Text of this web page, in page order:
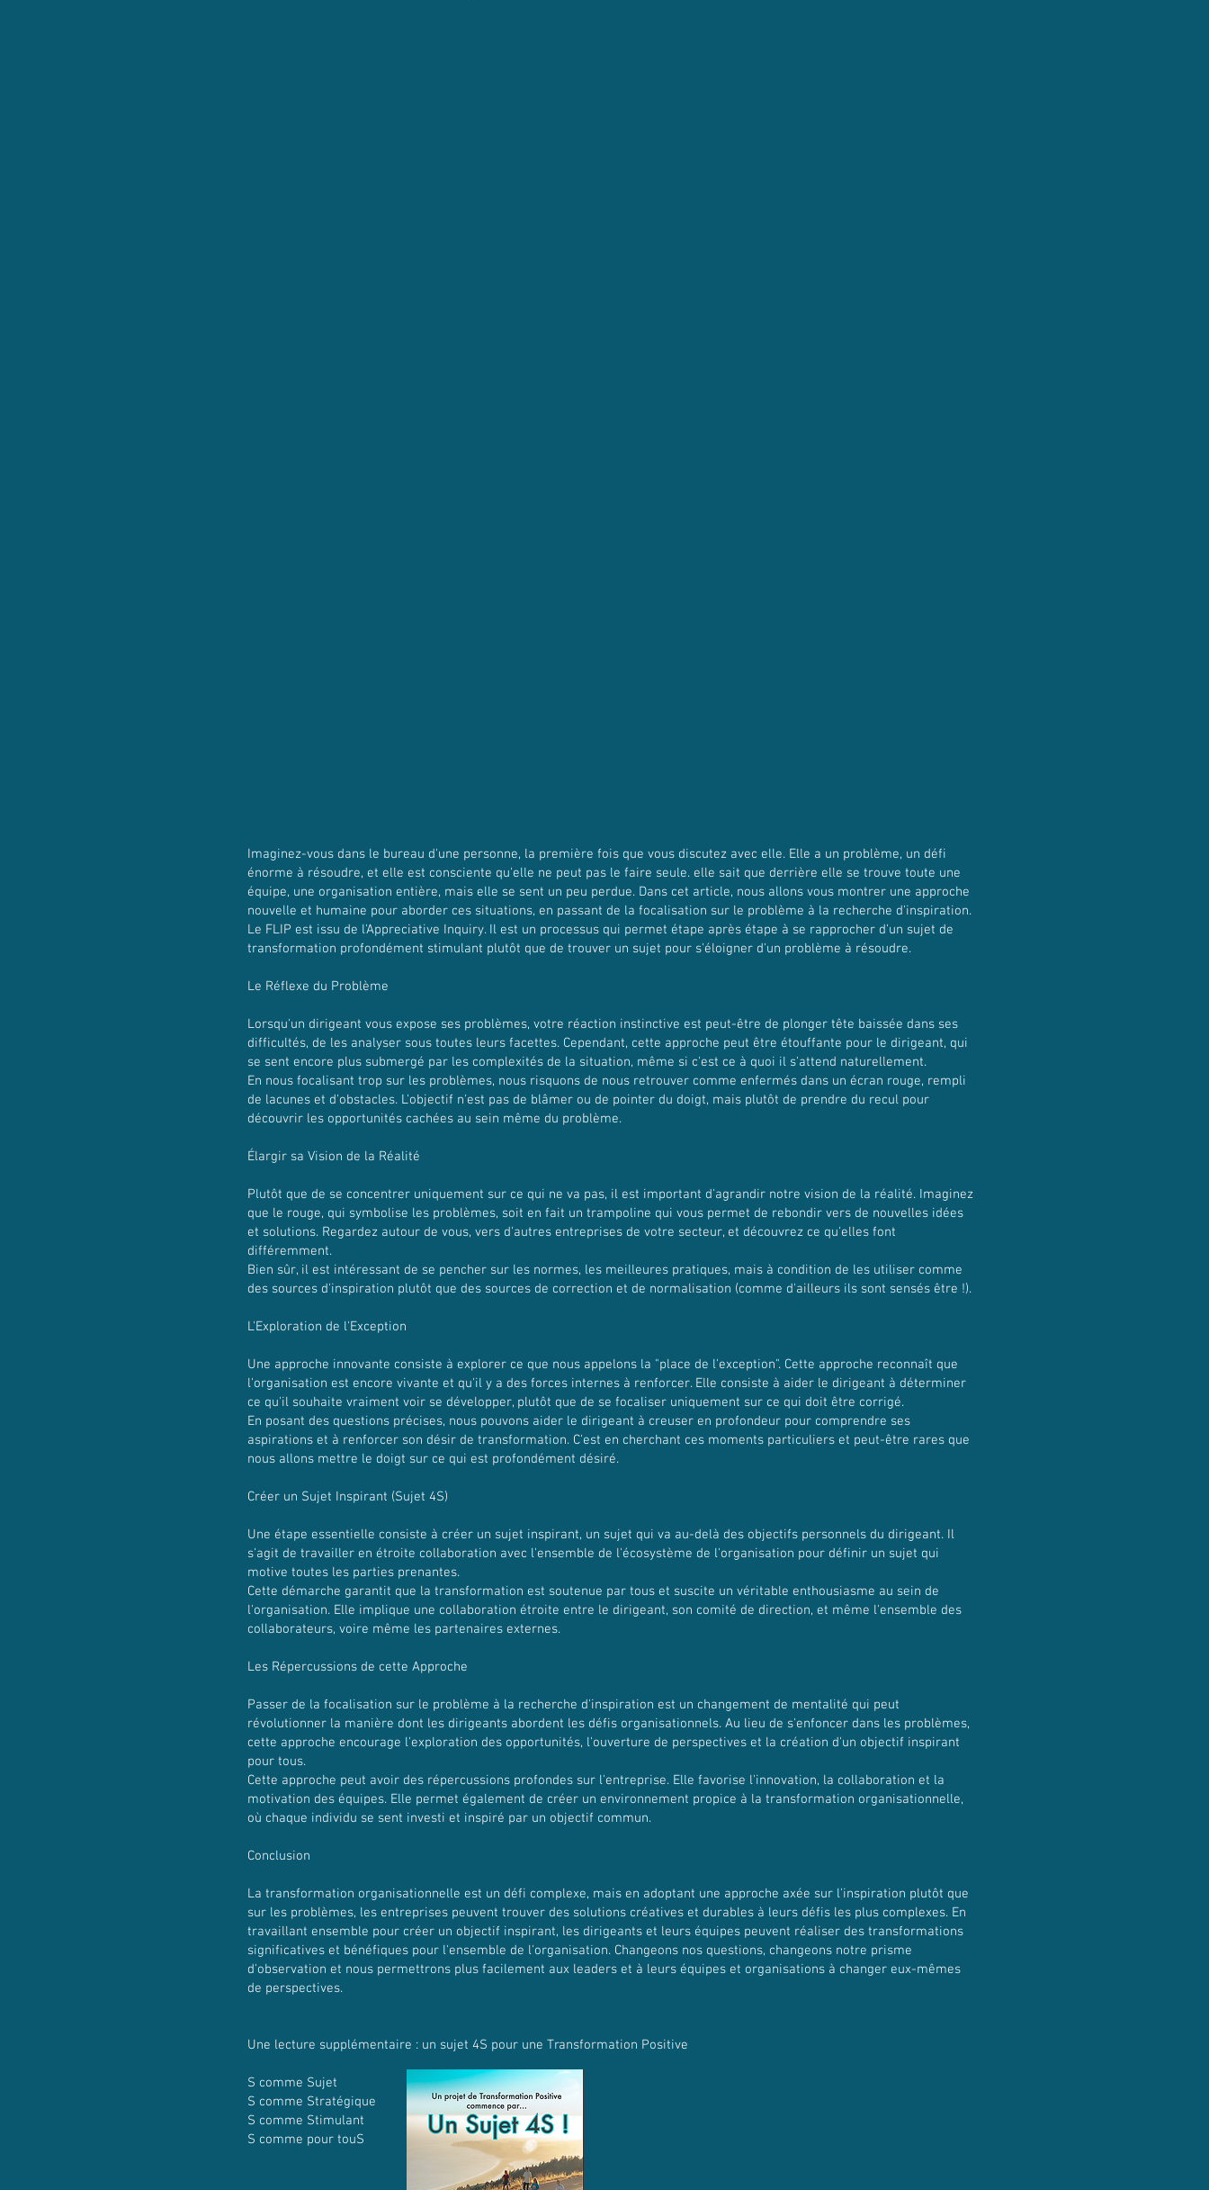
Imaginez-vous dans le bureau d'une personne, la première fois que vous discutez avec elle. Elle a un problème, un défi
énorme à résoudre, et elle est consciente qu'elle ne peut pas le faire seule. elle sait que derrière elle se trouve toute une
équipe, une organisation entière, mais elle se sent un peu perdue. Dans cet article, nous allons vous montrer une approche
nouvelle et humaine pour aborder ces situations, en passant de la focalisation sur le problème à la recherche d'inspiration.
Le FLIP est issu de l'Appreciative Inquiry. Il est un processus qui permet étape après étape à se rapprocher d'un sujet de
transformation profondément stimulant plutôt que de trouver un sujet pour s'éloigner d'un problème à résoudre.
Le Réflexe du Problème
Lorsqu'un dirigeant vous expose ses problèmes, votre réaction instinctive est peut-être de plonger tête baissée dans ses
difficultés, de les analyser sous toutes leurs facettes. Cependant, cette approche peut être étouffante pour le dirigeant, qui
se sent encore plus submergé par les complexités de la situation, même si c'est ce à quoi il s'attend naturellement.
En nous focalisant trop sur les problèmes, nous risquons de nous retrouver comme enfermés dans un écran rouge, rempli
de lacunes et d'obstacles. L'objectif n'est pas de blâmer ou de pointer du doigt, mais plutôt de prendre du recul pour
découvrir les opportunités cachées au sein même du problème.
Élargir sa Vision de la Réalité
Plutôt que de se concentrer uniquement sur ce qui ne va pas, il est important d'agrandir notre vision de la réalité. Imaginez
que le rouge, qui symbolise les problèmes, soit en fait un trampoline qui vous permet de rebondir vers de nouvelles idées
et solutions. Regardez autour de vous, vers d'autres entreprises de votre secteur, et découvrez ce qu'elles font
différemment.
Bien sûr, il est intéressant de se pencher sur les normes, les meilleures pratiques, mais à condition de les utiliser comme
des sources d'inspiration plutôt que des sources de correction et de normalisation (comme d'ailleurs ils sont sensés être !).
L'Exploration de l'Exception
Une approche innovante consiste à explorer ce que nous appelons la "place de l'exception". Cette approche reconnaît que
l'organisation est encore vivante et qu'il y a des forces internes à renforcer. Elle consiste à aider le dirigeant à déterminer
ce qu'il souhaite vraiment voir se développer, plutôt que de se focaliser uniquement sur ce qui doit être corrigé.
En posant des questions précises, nous pouvons aider le dirigeant à creuser en profondeur pour comprendre ses
aspirations et à renforcer son désir de transformation. C'est en cherchant ces moments particuliers et peut-être rares que
nous allons mettre le doigt sur ce qui est profondément désiré.
Créer un Sujet Inspirant (Sujet 4S)
Une étape essentielle consiste à créer un sujet inspirant, un sujet qui va au-delà des objectifs personnels du dirigeant. Il
s'agit de travailler en étroite collaboration avec l'ensemble de l'écosystème de l'organisation pour définir un sujet qui
motive toutes les parties prenantes.
Cette démarche garantit que la transformation est soutenue par tous et suscite un véritable enthousiasme au sein de
l'organisation. Elle implique une collaboration étroite entre le dirigeant, son comité de direction, et même l'ensemble des
collaborateurs, voire même les partenaires externes.
Les Répercussions de cette Approche
Passer de la focalisation sur le problème à la recherche d'inspiration est un changement de mentalité qui peut
révolutionner la manière dont les dirigeants abordent les défis organisationnels. Au lieu de s'enfoncer dans les problèmes,
cette approche encourage l'exploration des opportunités, l'ouverture de perspectives et la création d'un objectif inspirant
pour tous.
Cette approche peut avoir des répercussions profondes sur l'entreprise. Elle favorise l'innovation, la collaboration et la
motivation des équipes. Elle permet également de créer un environnement propice à la transformation organisationnelle,
où chaque individu se sent investi et inspiré par un objectif commun.
Conclusion
La transformation organisationnelle est un défi complexe, mais en adoptant une approche axée sur l'inspiration plutôt que
sur les problèmes, les entreprises peuvent trouver des solutions créatives et durables à leurs défis les plus complexes. En
travaillant ensemble pour créer un objectif inspirant, les dirigeants et leurs équipes peuvent réaliser des transformations
significatives et bénéfiques pour l'ensemble de l'organisation. Changeons nos questions, changeons notre prisme
d'observation et nous permettrons plus facilement aux leaders et à leurs équipes et organisations à changer eux-mêmes
de perspectives.
Une lecture supplémentaire : un sujet 4S pour une Transformation Positive
S comme Sujet
S comme Stratégique
S comme Stimulant
S comme pour touS